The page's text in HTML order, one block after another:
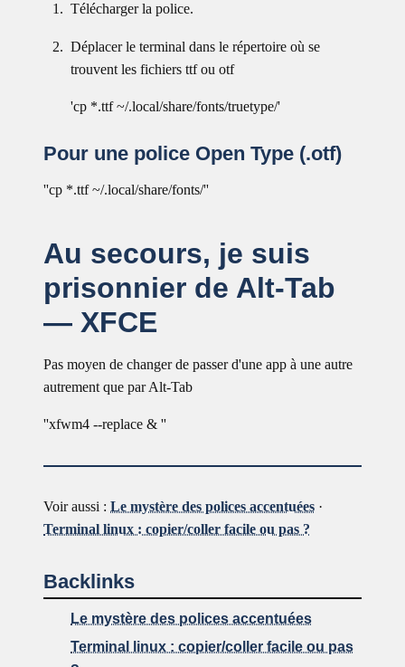
Télécharger la police.
Déplacer le terminal dans le répertoire où se
trouvent les fichiers ttf ou otf
'cp *.ttf ~/.local/share/fonts/truetype/'
Pour une police Open Type (.otf)
''cp *.ttf ~/.local/share/fonts/''
Au secours, je suis
prisonnier de Alt-Tab
— XFCE
Pas moyen de changer de passer d'une app à une autre
autrement que par Alt-Tab
''xfwm4 --replace & ''
Voir aussi : Le mystère des polices accentuées ·
Terminal linux : copier/coller facile ou pas ?
Backlinks
Le mystère des polices accentuées
Terminal linux : copier/coller facile ou pas